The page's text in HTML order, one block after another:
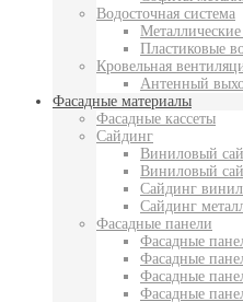
Водосточная система
Пластиковые
Кровельная
Антенный
Фасадные материалы
Фасадные кассеты
Сайдинг
Виниловый
Виниловый
Сайдинг
Сайдинг
Фасадные панели
Фасадные
Фасадные
Фасадные
Фасадные